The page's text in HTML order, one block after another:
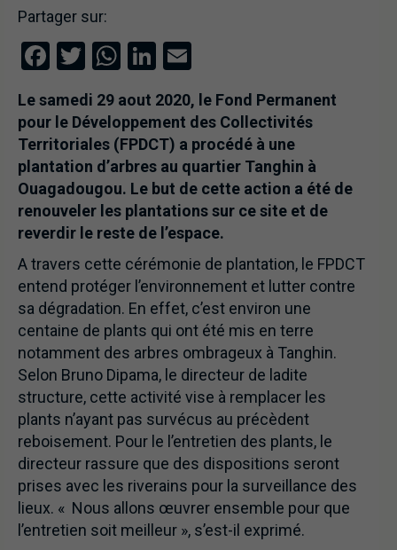
Partager sur:
Facebook
Twitter
WhatsApp
LinkedIn
Le samedi 29 aout 2020, le Fond Permanent
pour le Développement des Collectivités
Territoriales (FPDCT) a procédé à une
plantation d’arbres au quartier Tanghin à
Ouagadougou. Le but de cette action a été de
renouveler les plantations sur ce site et de
reverdir le reste de l’espace.
A travers cette cérémonie de plantation, le FPDCT
entend protéger l’environnement et lutter contre
sa dégradation. En effet, c’est environ une
centaine de plants qui ont été mis en terre
notamment des arbres ombrageux à Tanghin.
Selon Bruno Dipama, le directeur de ladite
structure, cette activité vise à remplacer les
plants n’ayant pas survécus au précèdent
reboisement. Pour le l’entretien des plants, le
directeur rassure que des dispositions seront
prises avec les riverains pour la surveillance des
lieux. « Nous allons œuvrer ensemble pour que
l’entretien soit meilleur », s’est-il exprimé.